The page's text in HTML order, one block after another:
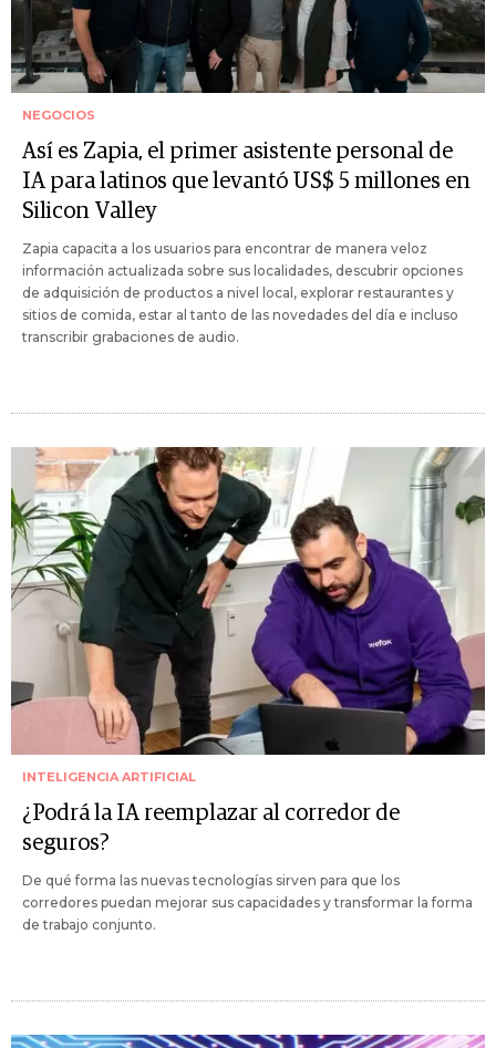
NEGOCIOS
Así es Zapia, el primer asistente personal de
IA para latinos que levantó US$ 5 millones en
Silicon Valley
Zapia capacita a los usuarios para encontrar de manera veloz
información actualizada sobre sus localidades, descubrir opciones
de adquisición de productos a nivel local, explorar restaurantes y
sitios de comida, estar al tanto de las novedades del día e incluso
transcribir grabaciones de audio.
INTELIGENCIA ARTIFICIAL
¿Podrá la IA reemplazar al corredor de
seguros?
De qué forma las nuevas tecnologías sirven para que los
corredores puedan mejorar sus capacidades y transformar la forma
de trabajo conjunto.